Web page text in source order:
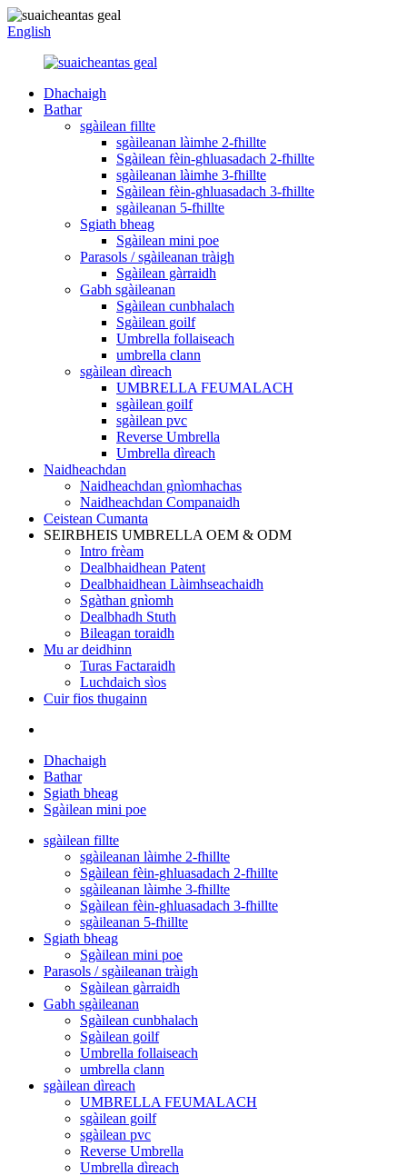
English
Dhachaigh
Bathar
sgàilean fillte
sgàileanan làimhe 2-fhillte
Sgàilean fèin-ghluasadach 2-fhillte
sgàileanan làimhe 3-fhillte
Sgàilean fèin-ghluasadach 3-fhillte
sgàileanan 5-fhillte
Sgiath bheag
Sgàilean mini poe
Parasols / sgàileanan tràigh
Sgàilean gàrraidh
Gabh sgàileanan
Sgàilean cunbhalach
Sgàilean goilf
Umbrella follaiseach
umbrella clann
sgàilean dìreach
UMBRELLA FEUMALACH
sgàilean goilf
sgàilean pvc
Reverse Umbrella
Umbrella dìreach
Naidheachdan
Naidheachdan gnìomhachas
Naidheachdan Companaidh
Ceistean Cumanta
SEIRBHEIS UMBRELLA OEM & ODM
Intro frèam
Dealbhaidhean Patent
Dealbhaidhean Làimhseachaidh
Sgàthan gnìomh
Dealbhadh Stuth
Bileagan toraidh
Mu ar deidhinn
Turas Factaraidh
Luchdaich sìos
Cuir fios thugainn
Dhachaigh
Bathar
Sgiath bheag
Sgàilean mini poe
sgàilean fillte
sgàileanan làimhe 2-fhillte
Sgàilean fèin-ghluasadach 2-fhillte
sgàileanan làimhe 3-fhillte
Sgàilean fèin-ghluasadach 3-fhillte
sgàileanan 5-fhillte
Sgiath bheag
Sgàilean mini poe
Parasols / sgàileanan tràigh
Sgàilean gàrraidh
Gabh sgàileanan
Sgàilean cunbhalach
Sgàilean goilf
Umbrella follaiseach
umbrella clann
sgàilean dìreach
UMBRELLA FEUMALACH
sgàilean goilf
sgàilean pvc
Reverse Umbrella
Umbrella dìreach